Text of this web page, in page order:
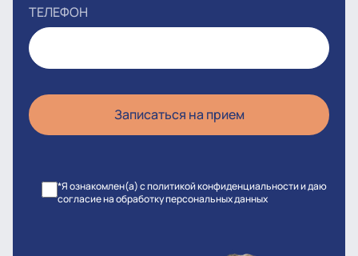
ТЕЛЕФОН
*Я ознакомлен(а) с политикой конфиденциальности и даю
согласие на обработку персональных данных